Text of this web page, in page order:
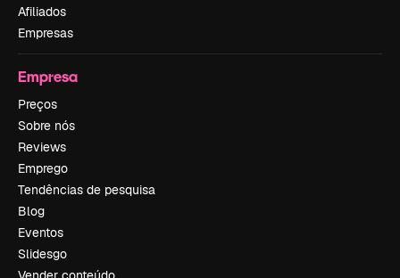
Afiliados
Empresas
Empresa
Preços
Sobre nós
Reviews
Emprego
Tendências de pesquisa
Blog
Eventos
Slidesgo